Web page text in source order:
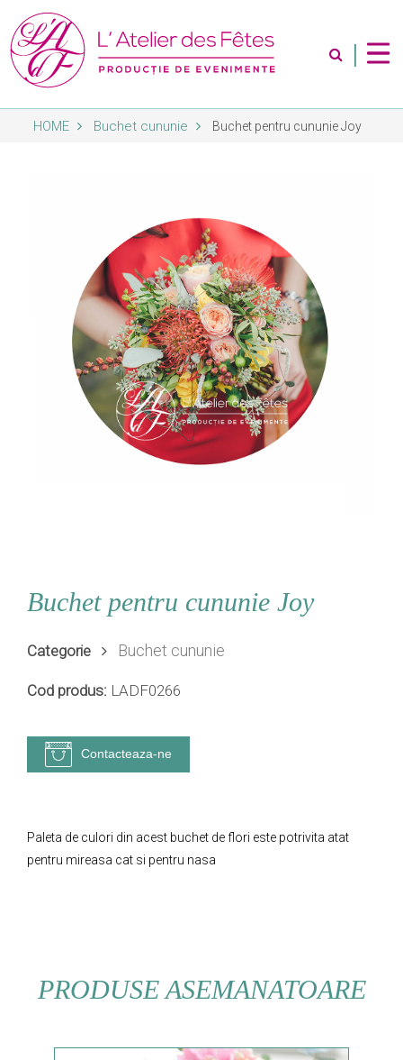
|
Despre Noi
Contact
Album Foto
Blog
Abonare Newsletter
HOME Buchet cununie Buchet pentru cununie Joy
Buchet pentru cununie Joy
Categorie Buchet cununie
Cod produs: LADF0266
Contacteaza-ne
Paleta de culori din acest buchet de flori este potrivita atat
pentru mireasa cat si pentru nasa
PRODUSE ASEMANATOARE